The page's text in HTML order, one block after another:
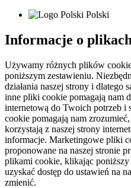
Polski
Informacje o
Używamy różnych plików
poniższym zestawieniu.
działania naszej strony i dlatego
inne pliki cookie pomagają nam
internetową do Twoich potrzeb i
cookie pomagają nam
korzystają z naszej strony
informacje. Marketingowe pliki
proponowane na naszej stronie
plikami cookie, klikając
uzyskać dostęp do ustawień na
zmienić.